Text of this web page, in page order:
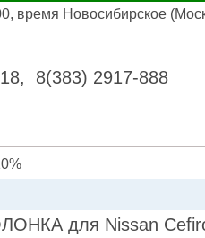
время Новосибирское
8(383) 2917-888
для Nissan